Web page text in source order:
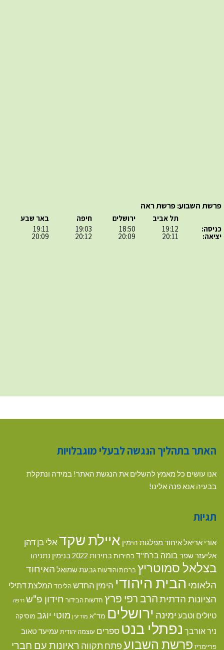
פרשת השבוע: פרשת ראה
כניסה:
יציאה:
תל אביב
19:12
20:11
ירושלים
18:50
20:09
חיפה
19:03
20:12
באר שבע
19:11
20:09
האתר בתהליך הנגשה לבעלי מוגבלויות
אנו עושים כל מאמץ להשלים את הנגשת האתר! במידה ונתקלת
בבעיה אנא פנה אלינו!
תגיות
אורי אריאלאיחוד מפלגות הימין איילת שקדאלי בן דהן
אליעזר שפר בומה ברח"דבחירות בחירות 2022 בנימין נתניהו
בצלאל סמוטריץ ברכות והודעותגבעת שמואל האיחוד
הלאומי הבית היהודי הימין החדשהליכוד המלצת דתילי
הציונות הדתיתהרב רפי פרץ חדשות הבידור חידון פ"ש חיפה
טיולים וטבע ימינה ירושלים מד"א מודיעין מוטי יוגב מוסיקה
ניר אורבך נפתלי בנט ספרים עוצמה יהודית עמיעד טאוב
פריימריז פרשת השבוע פתח תקווה ראיונות עם חברי